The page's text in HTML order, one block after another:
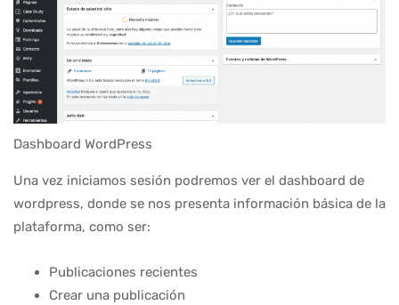
Dashboard WordPress
Una vez iniciamos sesión podremos ver el dashboard de
wordpress, donde se nos presenta información básica de la
plataforma, como ser:
Publicaciones recientes
Crear una publicación